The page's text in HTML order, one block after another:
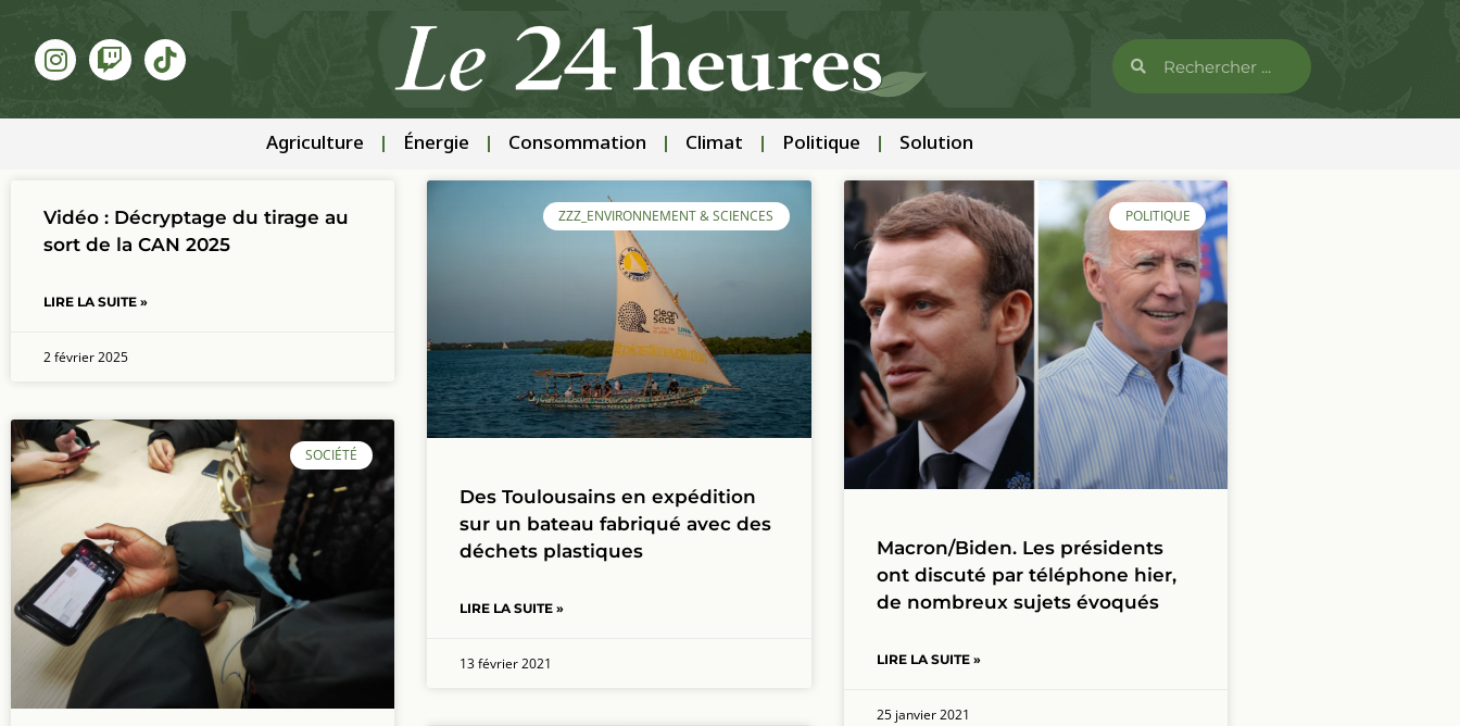
Agriculture Énergie Consommation Climat Politique Solution
Vidéo : Décryptage du tirage au
sort de la CAN 2025
LIRE LA SUITE »
2 février 2025
ZZZ_ENVIRONNEMENT & SCIENCES
Des Toulousains en expédition
sur un bateau fabriqué avec des
déchets plastiques
LIRE LA SUITE »
13 février 2021
POLITIQUE
Macron/Biden. Les présidents
ont discuté par téléphone hier,
de nombreux sujets évoqués
LIRE LA SUITE »
25 janvier 2021
SOCIÉTÉ